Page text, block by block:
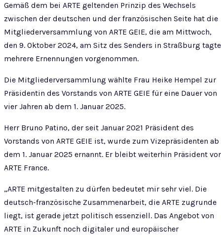
Gemäß dem bei ARTE geltenden Prinzip des Wechsels
zwischen der deutschen und der französischen Seite hat die
Mitgliederversammlung von ARTE GEIE, die am Mittwoch,
den 9. Oktober 2024, am Sitz des Senders in Straßburg
mehrere Ernennungen vorgenommen.
Die Mitgliederversammlung wählte Frau Heike Hempel zur
Präsidentin des Vorstands von ARTE GEIE für eine Dauer von
vier Jahren ab dem 1. Januar 2025.
Herr Bruno Patino, der seit Januar 2021 Präsident des
Vorstands von ARTE GEIE ist, wurde zum Vizepräsidenten ab
dem 1. Januar 2025 ernannt. Er bleibt weiterhin Präsident
ARTE France.
„ARTE mitgestalten zu dürfen bedeutet mir sehr viel. Die
deutsch-französische Zusammenarbeit, die ARTE zugrunde
liegt, ist gerade jetzt politisch essenziell. Das Angebot von
ARTE in Zukunft noch digitaler und europäischer